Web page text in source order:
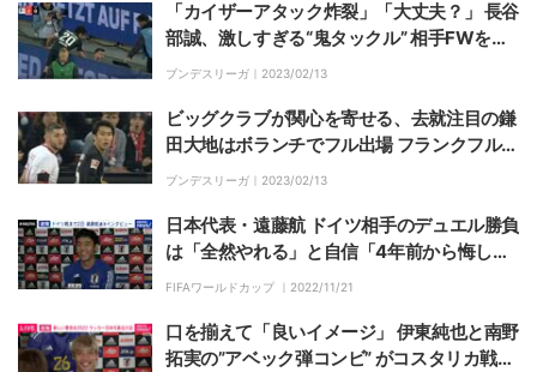
「カイザーアタック炸裂」「大丈夫？」 長谷
部誠、激しすぎる“鬼タックル” 相手FWを看
板の向こう側まで吹き飛ばしてしまう
ブンデスリーガ｜ 2023/02/13
ビッグクラブが関心を寄せる、去就注目の鎌
田大地はボランチでフル出場 フランクフル
ト、好調ケルンに3失点完敗で8試合ぶり黒
ブンデスリーガ｜ 2023/02/13
日本代表・遠藤航 ドイツ相手のデュエル勝負
は「全然やれる」と自信「4年前から悔しさ
を忘れずにやってきた」
FIFAワールドカップ ｜ 2022/11/21
口を揃えて「良いイメージ」 伊東純也と南野
拓実の”アベック弾コンビ” がコスタリカ戦に